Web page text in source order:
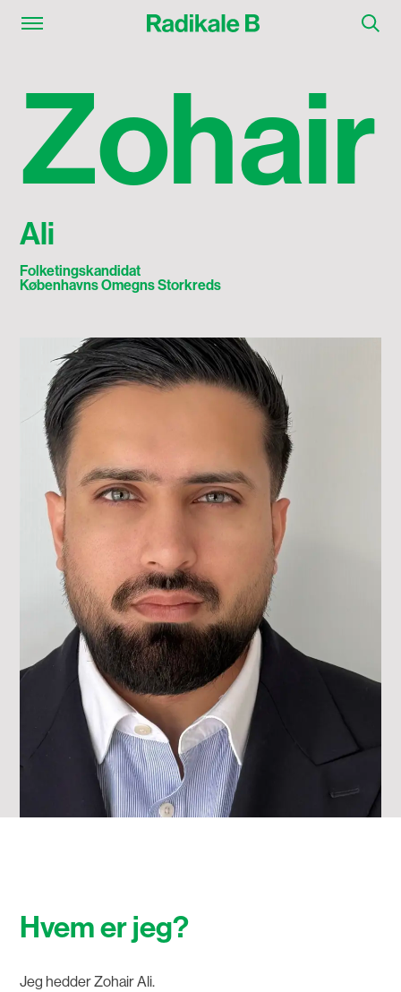
Zohair
Ali
Folketingskandidat
Københavns Omegns Storkreds
Hvem er jeg?
Jeg hedder Zohair Ali.